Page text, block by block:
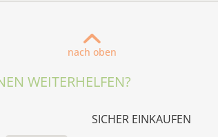
nach oben
WEITERHELFEN?
SICHER EINKAUFEN